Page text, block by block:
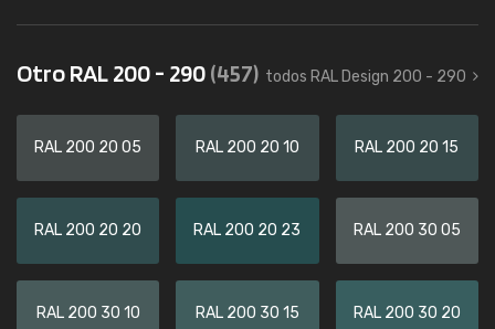
Otro RAL 200 - 290(457) todos RAL Design 200 - 290
RAL 200 20 05 RAL 200 20 10 RAL 200 20 15
RAL 200 20 20 RAL 200 20 23 RAL 200 30 05
RAL 200 30 10 RAL 200 30 15 RAL 200 30 20